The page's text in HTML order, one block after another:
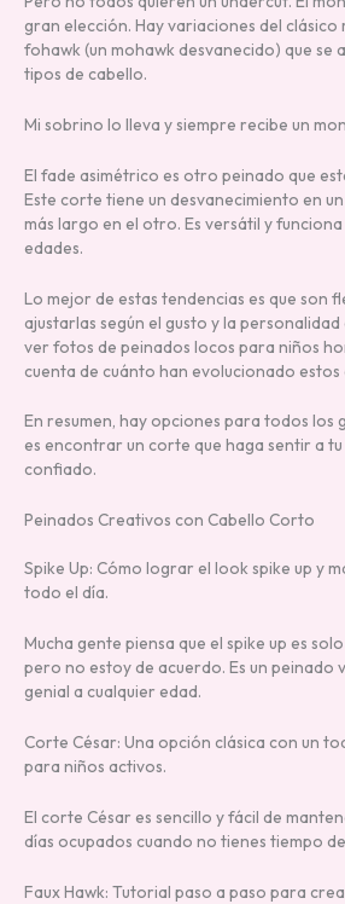
gran elección. Hay variaciones del clásico
fohawk (un mohawk desvanecido) que se
tipos de cabello.
Mi sobrino lo lleva y siempre recibe un
El fade asimétrico es otro peinado que
Este corte tiene un desvanecimiento en
más largo en el otro. Es versátil y
edades.
Lo mejor de estas tendencias es que son
ajustarlas según el gusto y la
ver fotos de peinados locos para niños
cuenta de cuánto han evolucionado estos
En resumen, hay opciones para todos los
es encontrar un corte que haga sentir a
confiado.
Peinados Creativos con Cabello Corto
Spike Up: Cómo lograr el look spike up y
todo el día.
Mucha gente piensa que el spike up es
pero no estoy de acuerdo. Es un peinado
genial a cualquier edad.
Corte César: Una opción clásica con un
para niños activos.
El corte César es sencillo y fácil de
días ocupados cuando no tienes tiempo
Faux Hawk: Tutorial paso a paso para